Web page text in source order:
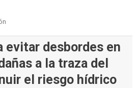
evitar desbordes en
a la traza del
el riesgo hídrico